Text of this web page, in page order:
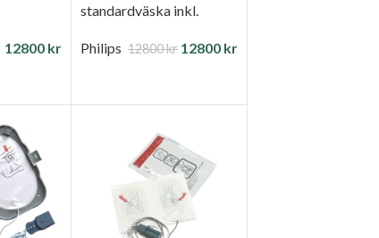
12800 kr
standardväska inkl.
Philips 12800kr 12800 kr